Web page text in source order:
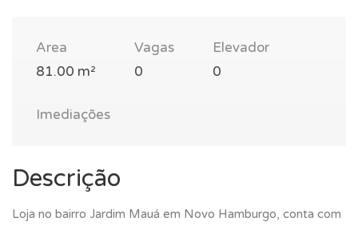
Area
81.00 m²
Vagas
0
Elevador
0
Imediações
Descrição
Loja no bairro Jardim Mauá em Novo Hamburgo, conta com